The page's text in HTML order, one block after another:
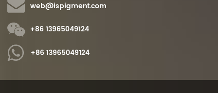
web@ispigment.com
+86 13965049124
+86 13965049124